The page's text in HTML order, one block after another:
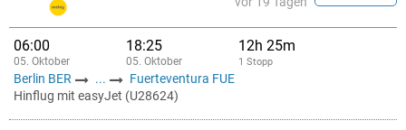
06:00
05. Oktober
18:25
05. Oktober
12h 25m
1 Stopp
Berlin BER ...
Fuerteventura FUE
Hinflug mit easyJet (U28624)